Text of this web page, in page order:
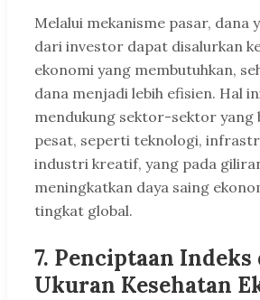
Melalui mekanisme pasar, dana
dari investor dapat disalurkan
ekonomi yang membutuhkan,
dana menjadi lebih efisien. Hal
mendukung sektor-sektor yang
pesat, seperti teknologi,
industri kreatif, yang pada
meningkatkan daya saing
tingkat global.
7. Penciptaan Indeks
Ukuran Kesehatan